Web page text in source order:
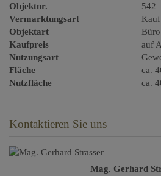
Objektnr.
542
Vermarktungsart
Kauf
Objektart
Kaufpreis
auf
Nutzungsart
Fläche
ca.
Nutzfläche ca.
Kontaktieren Sie uns
Mag. Gerhard